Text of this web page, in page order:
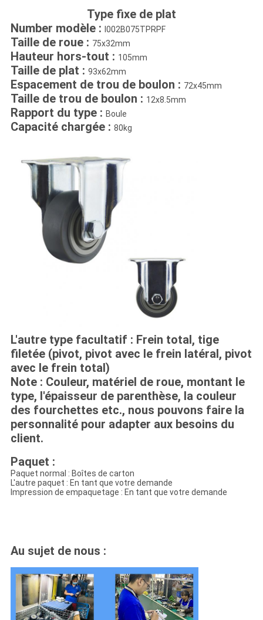
Type fixe de plat
Number modèle : I002B075TPRPF
Taille de roue : 75x32mm
Hauteur hors-tout : 105mm
Taille de plat : 93x62mm
Espacement de trou de boulon : 72x45mm
Taille de trou de boulon : 12x8.5mm
Rapport du type : Boule
Capacité chargée : 80kg
L'autre type facultatif : Frein total, tige
filetée (pivot, pivot avec le frein latéral, pivot
avec le frein total)
Note : Couleur, matériel de roue, montant le
type, l'épaisseur de parenthèse, la couleur
des fourchettes etc., nous pouvons faire la
personnalité pour adapter aux besoins du
client.
Paquet :
Paquet normal : Boîtes de carton
L'autre paquet : En tant que votre demande
Impression de empaquetage : En tant que votre demande
Au sujet de nous :